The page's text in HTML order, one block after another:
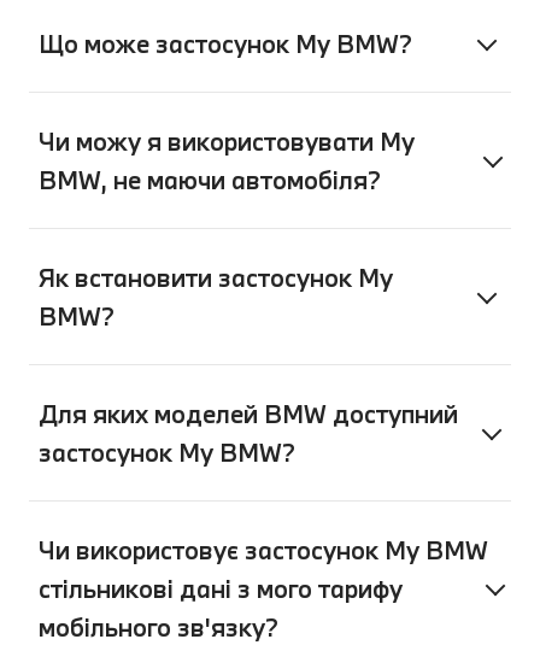
Що може застосунок My BMW?
Чи можу я використовувати My
BMW, не маючи автомобіля?
Як встановити застосунок My
BMW?
Для яких моделей BMW доступний
застосунок My BMW?
Чи використовує застосунок My BMW
стільникові дані з мого тарифу
мобільного зв'язку?